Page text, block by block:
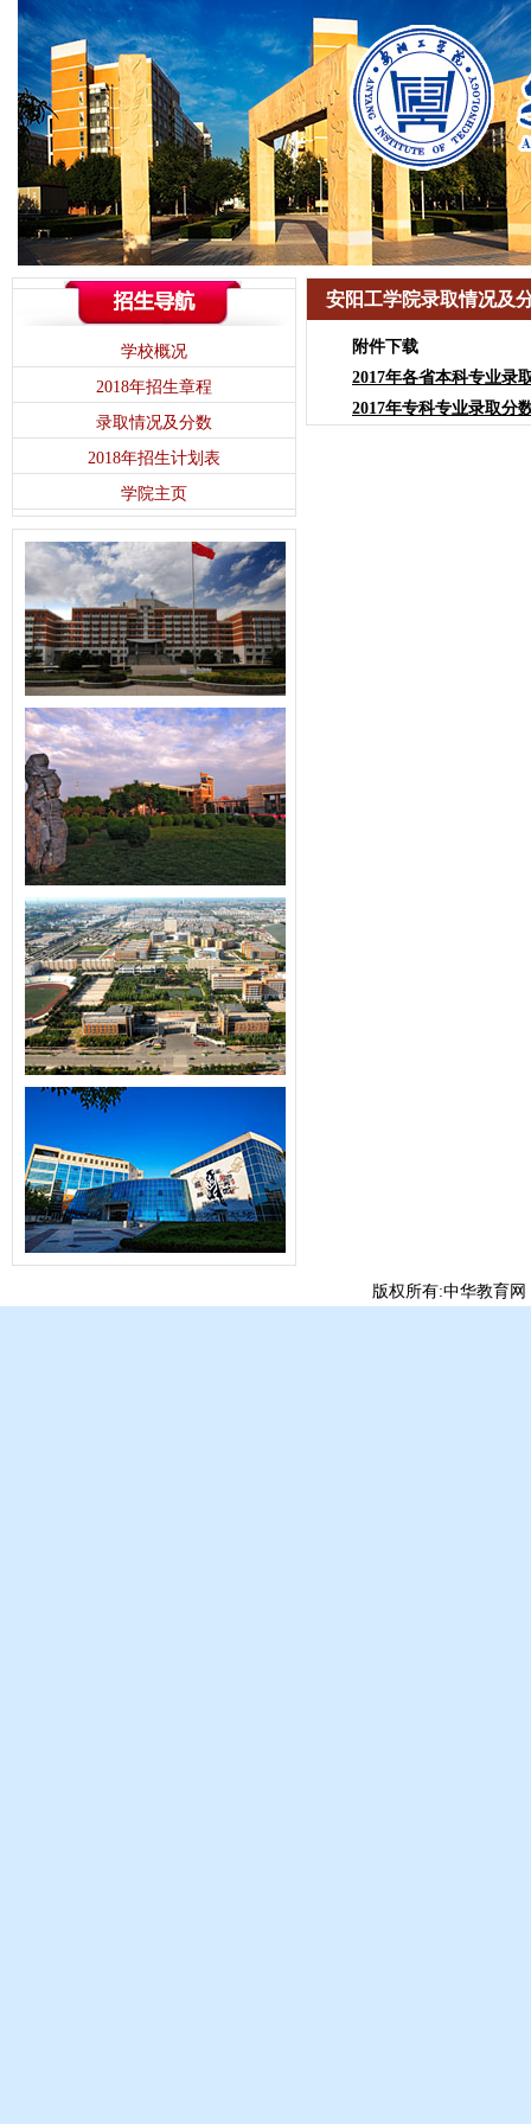
学校概况
2018年招生章程
录取情况及分数
2018年招生计划表
学院主页
安阳工学院录取情况及
附件下载
2017年各省本科专业录
2017年专科专业录取分
版权所有:中华教育网